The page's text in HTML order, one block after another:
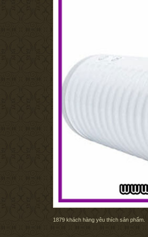
1879 khách hàng yêu thích sản phẩm.